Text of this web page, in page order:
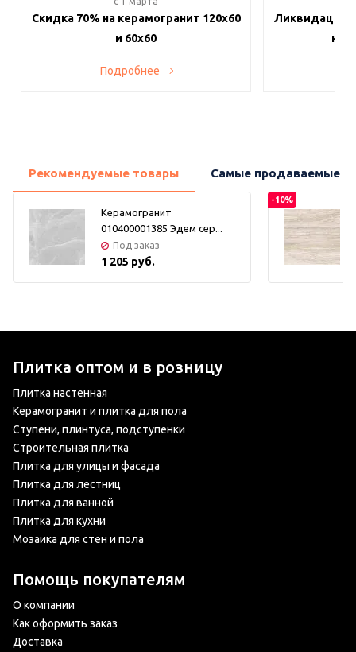
Скидка 70% на керамогранит 120х60
и 60х60
Подробнее
Ликвидация
на
Рекомендуемые товары Самые продаваемые
Керамогранит
010400001385 Эдем сер...
Под заказ
1 205 руб.
-10%
Плитка оптом и в розницу
Плитка настенная
Керамогранит и плитка для пола
Ступени, плинтуса, подступенки
Строительная плитка
Плитка для улицы и фасада
Плитка для лестниц
Плитка для ванной
Плитка для кухни
Мозаика для стен и пола
Помощь покупателям
О компании
Как оформить заказ
Доставка